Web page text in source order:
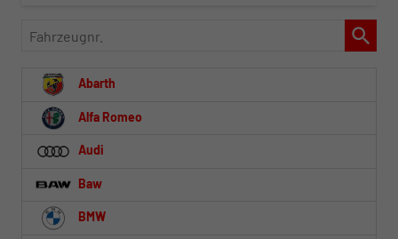
Fahrzeugnr.
Abarth
Alfa Romeo
Audi
Baw
BMW